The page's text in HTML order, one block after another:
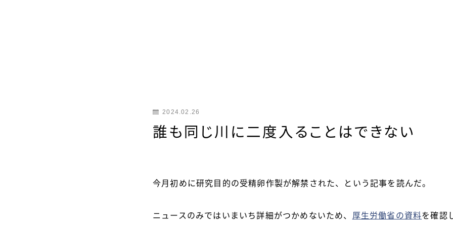
2024.02.26
誰も同じ川に二度入ることはできない
今月初めに研究目的の受精卵作製が解禁された、という記事を読んだ。
ニュースのみではいまいち詳細がつかめないため、 厚生労働省の資料を確認